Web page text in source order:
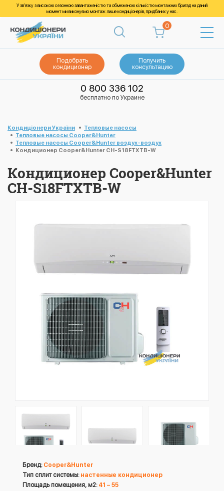
У зв’язку з високою сезонною завантаженістю та обмеженою кількістю монтажних бригад на даний
момент ми виконуємо монтаж лише кондиціонерів, придбаних у нас.
0
Подобрать
кондиционер
Получить
консультацию
0 800 336 102
бесплатно по Украине
Кондиціонери України
Тепловые насосы
Тепловые насосы Cooper&Hunter
Тепловые насосы Cooper&Hunter воздух-воздух
Кондиционер Cooper&Hunter CH-S18FTXTB-W
Кондиционер Cooper&Hunter
CH-S18FTXTB-W
Бренд: Cooper&Hunter
Тип сплит системы: настенные кондиционер
Площадь помещения, м2: 41 – 55